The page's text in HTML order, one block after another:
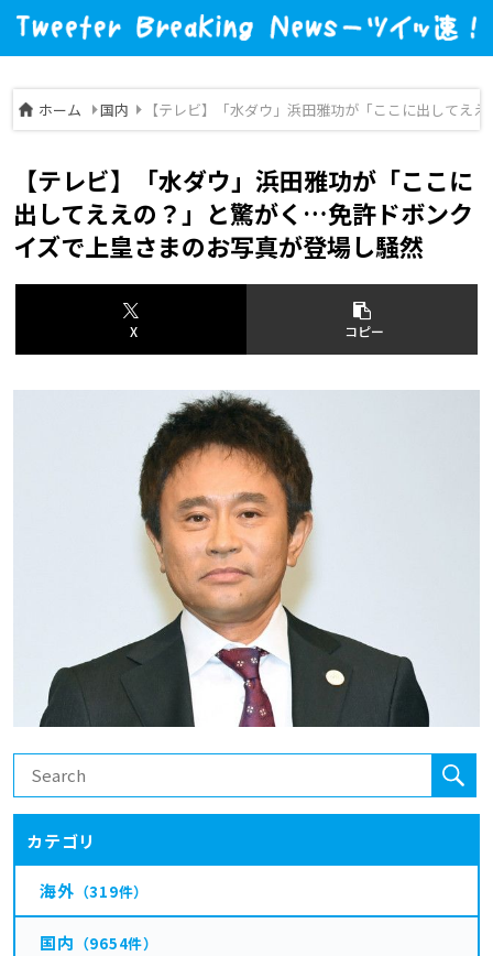
ホーム 国内 【テレビ】「水ダウ」浜田雅功が「ここに出してえ
【テレビ】「水ダウ」浜田雅功が「ここに
出してええの？」と驚がく…免許ドボンク
イズで上皇さまのお写真が登場し騒然
X コピー
カテゴリ
海外 （319件）
国内 （9654件）